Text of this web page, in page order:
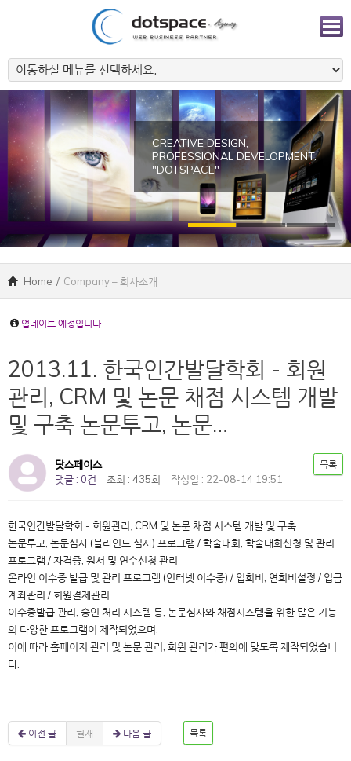
CREATIVE DESIGN,
PROFESSIONAL DEVELOPMENT.
"DOTSPACE"
Home / Company – 회사소개
업데이트 예정입니다.
2013.11. 한국인간발달학회 - 회원
관리, CRM 및 논문 채점 시스템 개발
및 구축 논문투고, 논문…
닷스페이스
댓글 : 0건
조회 : 435회 작성일 : 22-08-14 19:51
목록
한국인간발달학회 - 회원관리, CRM 및 논문 채점 시스템 개발 및 구축
논문투고, 논문심사 (블라인드 심사) 프로그램 / 학술대회, 학술대회신청 및 관리
프로그램 / 자격증, 원서 및 연수신청 관리
온라인 이수증 발급 및 관리 프로그램 (인터넷 이수증) / 입회비, 연회비설정 / 입금
계좌관리 / 회원결제관리
이수증발급 관리, 승인 처리 시스템 등, 논문심사와 채점시스템을 위한 많은 기능
의 다양한 프로그램이 제작되었으며,
이에 따라 홈페이지 관리 및 논문 관리, 회원 관리가 편의에 맞도록 제작되었습니
다.
이전 글 현재 다음 글 목록